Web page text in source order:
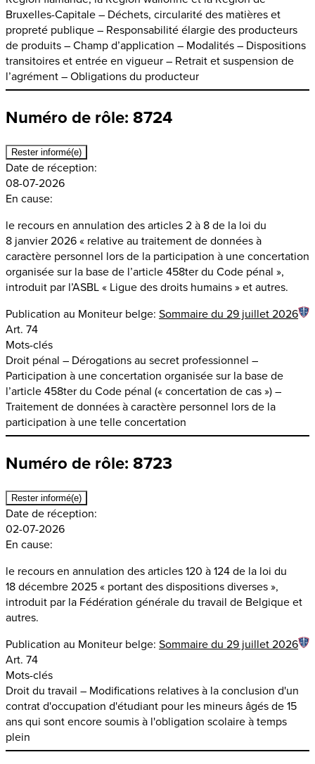
Bruxelles-Capitale – Déchets, circularité des matières et
propreté publique – Responsabilité élargie des producteurs
de produits – Champ d’application – Modalités – Dispositions
transitoires et entrée en vigueur – Retrait et suspension de
l’agrément – Obligations du producteur
Numéro de rôle: 8724
Rester informé(e)
Date de réception:
08-07-2026
En cause:
le recours en annulation des articles 2 à 8 de la loi du
8 janvier 2026 « relative au traitement de données à
caractère personnel lors de la participation à une concertation
organisée sur la base de l’article 458ter du Code pénal »,
introduit par l’ASBL « Ligue des droits humains » et autres.
Publication au Moniteur belge: Sommaire du 29 juillet 2026
Art. 74
Mots-clés
Droit pénal – Dérogations au secret professionnel –
Participation à une concertation organisée sur la base de
l’article 458ter du Code pénal (« concertation de cas ») –
Traitement de données à caractère personnel lors de la
participation à une telle concertation
Numéro de rôle: 8723
Rester informé(e)
Date de réception:
02-07-2026
En cause:
le recours en annulation des articles 120 à 124 de la loi du
18 décembre 2025 « portant des dispositions diverses »,
introduit par la Fédération générale du travail de Belgique et
autres.
Publication au Moniteur belge: Sommaire du 29 juillet 2026
Art. 74
Mots-clés
Droit du travail – Modifications relatives à la conclusion d'un
contrat d'occupation d'étudiant pour les mineurs âgés de 15
ans qui sont encore soumis à l'obligation scolaire à temps
plein